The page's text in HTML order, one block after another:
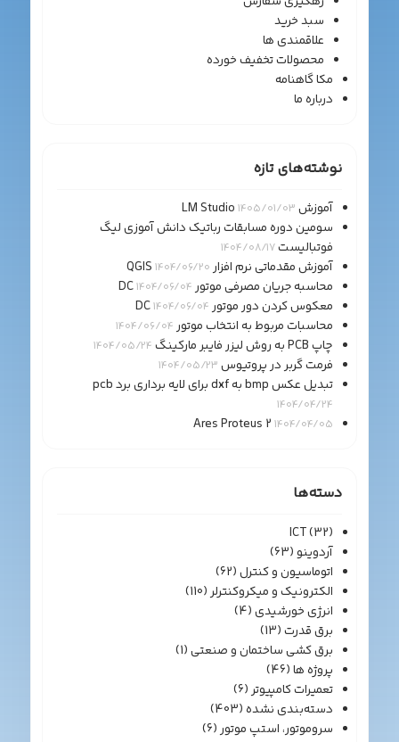
سبد خرید
علاقمندی ها
محصولات تخفیف خورده
مکا گاهنامه
درباره ما
نوشته‌های تازه
آموزش LM Studio 1405/01/03
سومین دوره مسابقات رباتیک دانش آموزی لیگ
فوتبالیست1404/08/17
آموزش مقدماتی نرم افزار QGIS1404/06/20
محاسبه جریان مصرفی موتور DC1404/06/04
معکوس کردن دور موتور DC1404/06/04
محاسبات مربوط به انتخاب موتور 1404/06/04
چاپ PCB به روش لیزر فایبر مارکینگ 1404/05/24
فرمت گربر در پروتیوس 1404/05/23
تبدیل عکس bmp به dxf برای لایه برداری برد pcb
1404/04/24
Ares Proteus 2 1404/04/05
دسته‌ها
ICT(32)
آردوینو(63)
اتوماسیون و کنترل(62)
الکترونیک و میکروکنترلر(110)
انرژی خورشیدی(4)
برق قدرت(13)
برق کشی ساختمان و صنعتی(1)
پروژه ها(46)
تعمیرات کامپیوتر(6)
دسته‌بندی نشده(403)
سروموتور، استپ موتور(6)